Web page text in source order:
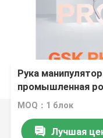
Рука
промышленная
MOQ：1 блок
Лучшая